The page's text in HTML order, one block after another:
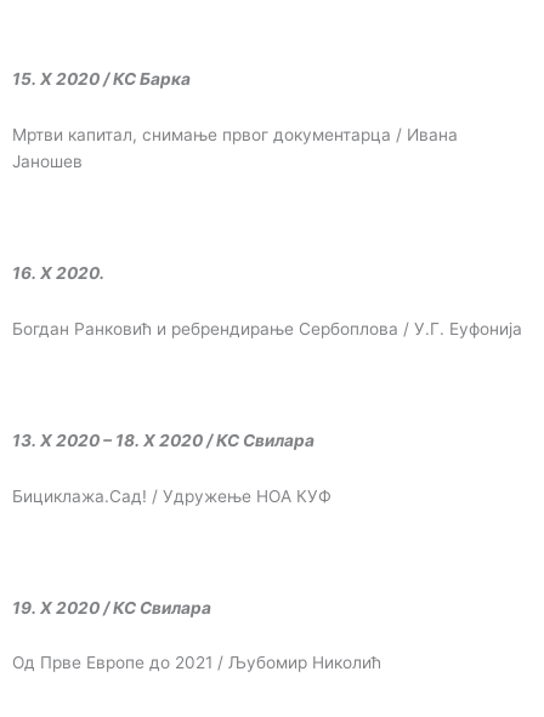
15. X 2020 / КС Барка
Мртви капитал, снимање првог документарца / Ивана
Јаношев
16. X 2020.
Богдан Ранковић и ребрендирање Сербоплова / У.Г. Еуфонија
13. X 2020 – 18. X 2020 / КС Свилара
Бициклажа.Сад! / Удружење НОА КУФ
19. X 2020 / КС Свилара
Од Прве Европе до 2021 / Љубомир Николић